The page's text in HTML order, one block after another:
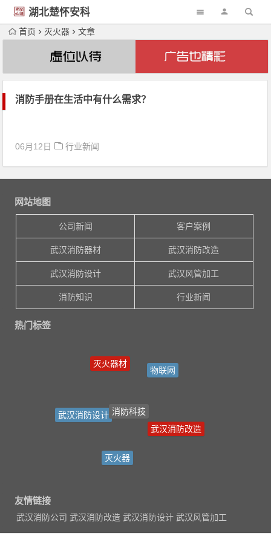
湖北楚怀安科
技首页 灭火器 文章
消防手册在生活中有什么需求？
06月12日 行业新闻
网站地图
公司新闻 客户案例
武汉消防器材 武汉消防改造
武汉消防设计 武汉风管加工
消防知识 行业新闻
热门标签
灭火器材
物联网
武汉消防设计 消防科技
武汉消防改造
灭火器
友情链接
武汉消防公司 武汉消防改造 武汉消防设计 武汉风管加工